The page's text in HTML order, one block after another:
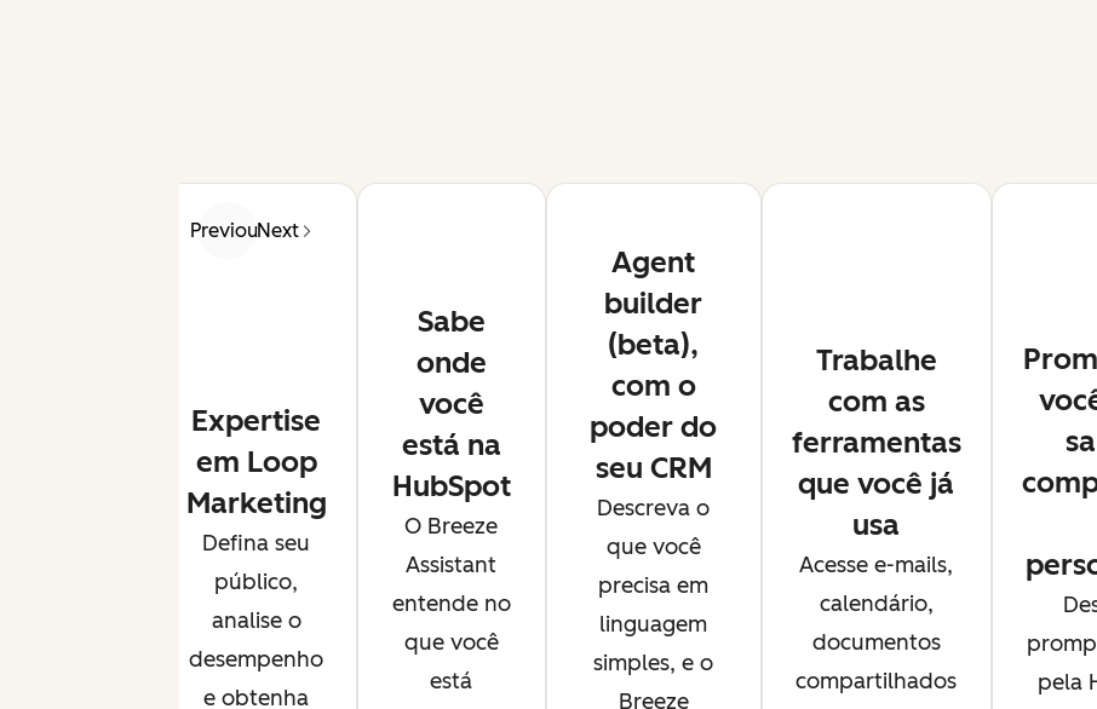
PreviousNext
Expertise
em Loop
Marketing
Defina seu
público,
analise o
desempenho
e obtenha
Sabe
onde
você
está na
HubSpot
O Breeze
Assistant
entende no
que você
está
Agent
builder
(beta),
com o
poder do
seu CRM
Descreva o
que você
precisa em
linguagem
simples, e o
Breeze
Trabalhe
com as
ferramentas
que você já
usa
Acesse e-mails,
calendário,
documentos
compartilhados
pela